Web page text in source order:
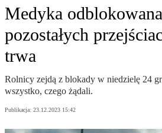
Medyka
pozostałych
trwa
Rolnicy zejdą z blokady w niedzielę 24
wszystko, czego żądali.
Publikacja: 23.12.2023 15:42